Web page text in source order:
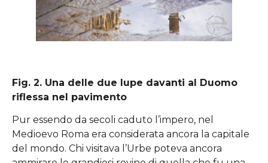
Fig. 2. Una delle due lupe davanti al Duomo
riflessa nel pavimento
Pur essendo da secoli caduto l’impero, nel
Medioevo Roma era considerata ancora la capitale
del mondo. Chi visitava l’Urbe poteva ancora